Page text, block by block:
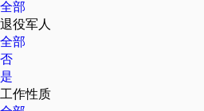
全部
退役军人
全部
否
是
工作性质